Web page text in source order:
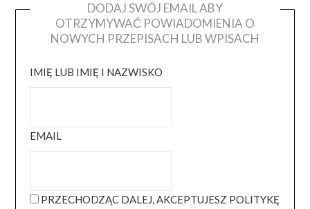
DODAJ SWÓJ EMAIL ABY
OTRZYMYWAĆ POWIADOMIENIA O
NOWYCH PRZEPISACH LUB WPISACH
IMIĘ LUB IMIĘ I NAZWISKO
EMAIL
PRZECHODZĄC DALEJ, AKCEPTUJESZ POLITYKĘ